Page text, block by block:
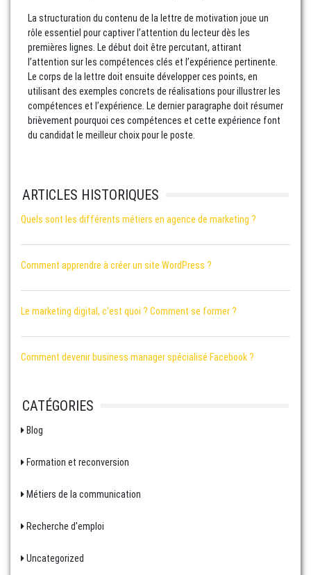
La structuration du contenu de la lettre de motivation joue un
rôle essentiel pour captiver l’attention du lecteur dès les
premières lignes. Le début doit être percutant, attirant
l’attention sur les compétences clés et l’expérience pertinente.
Le corps de la lettre doit ensuite développer ces points, en
utilisant des exemples concrets de réalisations pour illustrer les
compétences et l’expérience. Le dernier paragraphe doit résumer
brièvement pourquoi ces compétences et cette expérience font
du candidat le meilleur choix pour le poste.
ARTICLES HISTORIQUES
Quels sont les différents métiers en agence de marketing ?
Comment apprendre à créer un site WordPress ?
Le marketing digital, c'est quoi ? Comment se former ?
Comment devenir business manager spécialisé Facebook ?
CATÉGORIES
Blog
Formation et reconversion
Métiers de la communication
Recherche d'emploi
Uncategorized